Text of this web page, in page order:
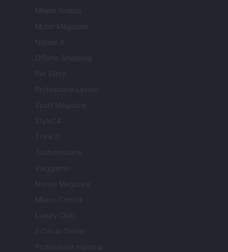
Milano Notizie
Motor Magazine
Notizie.it
Offerte Shopping
Pet Story
Professione Lavoro
Sport Magazine
Style24
Think.it
Tuobenessere
Viaggiamo
Nonne Magazine
Milano Cortina
Luxury Club
Il Calcio Online
Professione mamma